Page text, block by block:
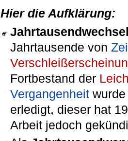
Hier die Aufklärung:
Jahrtausende von
Fortbestand der
Vergangenheit
erledigt, dieser hat
Arbeit jedoch